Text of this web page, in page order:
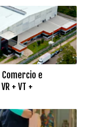
e
+ VT +